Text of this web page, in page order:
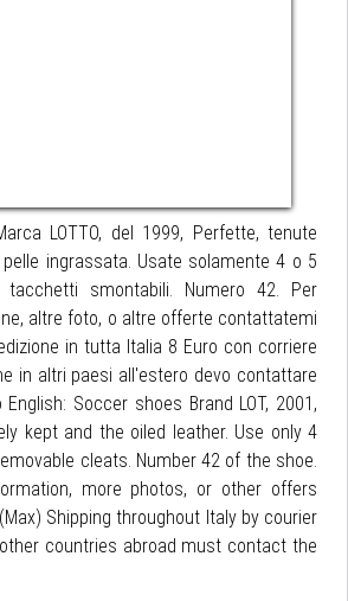
LOTTO, del 1999, Perfette, tenute
ingrassata. Usate solamente 4 o 5
smontabili. Numero 42. Per
altre foto, o altre offerte contattatemi
in tutta Italia 8 Euro con corriere
in altri paesi all'estero devo contattare
Soccer shoes Brand LOT, 2001,
kept and the oiled leather. Use only 4
cleats. Number 42 of the shoe.
more photos, or other offers
Shipping throughout Italy by courier
countries abroad must contact the